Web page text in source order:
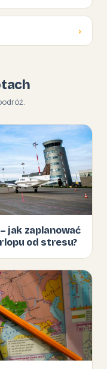
›
jak zaplanować
od stresu?